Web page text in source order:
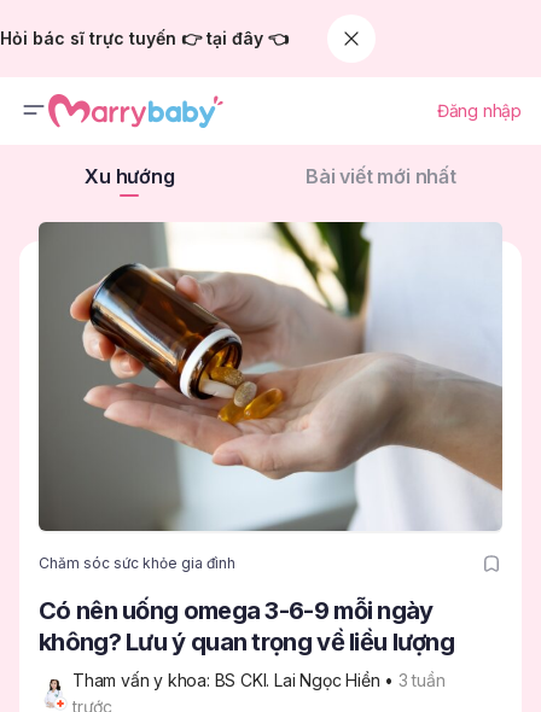
Hỏi bác sĩ trực tuyến 👉 tại đây 👈
Đăng nhập
Xu hướng Bài viết mới nhất
Chăm sóc sức khỏe gia đình
Có nên uống omega 3-6-9 mỗi ngày
không? Lưu ý quan trọng về liều lượng
Tham vấn y khoa: BS CKI. Lai Ngọc Hiền • 3 tuần
trước